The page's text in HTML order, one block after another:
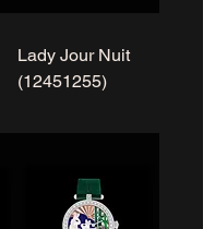
Lady Jour Nuit
(12451255)